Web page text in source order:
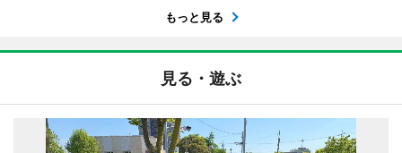
もっと見る
見る・遊ぶ